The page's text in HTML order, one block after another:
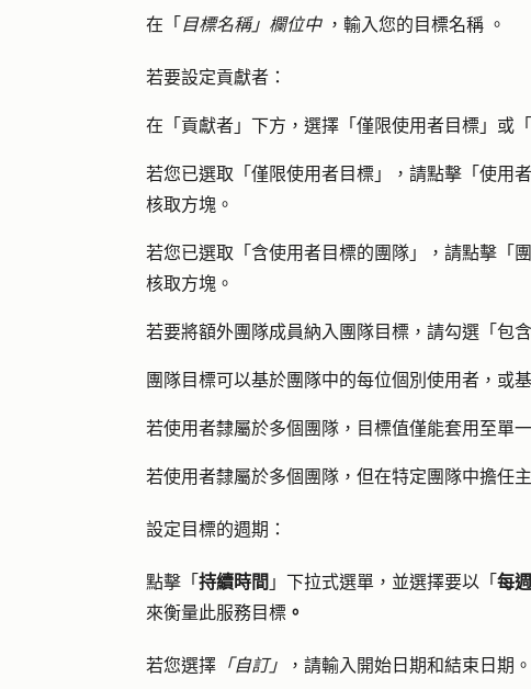
在「 目標名稱」欄位中 ，輸入您的 目標名稱 。
若要設定貢獻者：
在「貢獻者」下方，選擇「 僅限使用者目標 」或「
若您已選取「 僅限使用者目標 」，請點擊「 使用者
核取方塊 。
若您已選取「 含使用者目標的團隊 」，請點擊「
核取方塊。
若要將額外團隊成員納入團隊目標，請勾選「 包
團隊目標可以基於團隊中的每位個別使用者，或
若使用者隸屬於多個團隊，目標值僅能套用至單
若使用者隸屬於多個團隊，但在特定團隊中擔任
設定目標的週期：
點擊「 持續時間 」下拉式選單，並選擇要以「 每
來衡量此服務目標 。
若您選擇 「自訂」 ，請輸入 開始日期和結束日期 。